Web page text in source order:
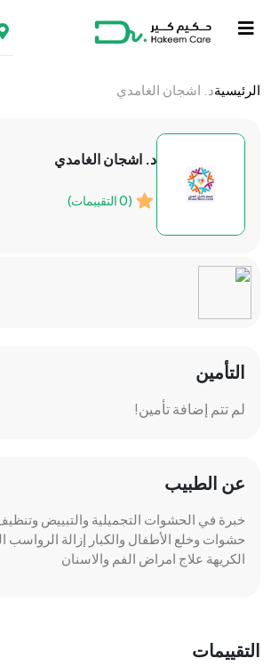
الرئيسيةد. اشجان الغامدي
د. اشجان الغامدي
(0 التقييمات)
التأمين
لم تتم إضافة تأمين!
عن الطبيب
خبرة في الحشوات التجميلية والتبييض
حشوات وخلع الأطفال والكبار إزالة الرواسب
الكريهة علاج امراض الفم والاسنان
التقييمات